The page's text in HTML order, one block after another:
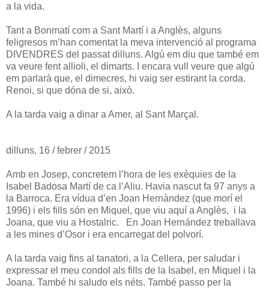
a la vida.
Tant a Bonmatí com a Sant Martí i a Anglès, alguns
feligresos m’han comentat la meva intervenció al programa
DIVENDRES del passat dilluns. Algú em diu que també em
va veure fent allioli, el dimarts. I encara vull veure que algú
em parlarà que, el dimecres, hi vaig ser estirant la corda.
Renoi, si que dóna de si, això.
A la tarda vaig a dinar a Amer, al Sant Marçal.
dilluns, 16 / febrer / 2015
Amb en Josep, concretem l’hora de les exèquies de la
Isabel Badosa Martí de ca l’Aliu. Havia nascut fa 97 anys a
la Barroca. Era vídua d’en Joan Hernàndez (que morí el
1996) i els fills són en Miquel, que viu aquí a Anglès, i la
Joana, que viu a Hostalric. En Joan Hernández treballava
a les mines d’Osor i era encarregat del polvorí.
A la tarda vaig fins al tanatori, a la Cellera, per saludar i
expressar el meu condol als fills de la Isabel, en Miquel i la
Joana. També hi saludo els néts. També passo per la